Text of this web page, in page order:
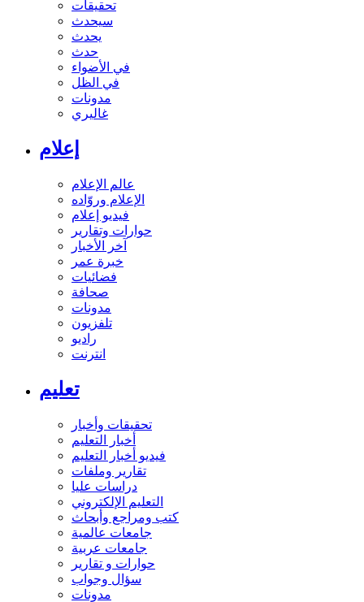
تحقيقات
سيحدث
يحدث
حدث
في الأضواء
في الظل
مدونات
غاليري
إعلام
عالم الإعلام
الإعلام وروّاده
فيديو إعلام
حوارات وتقارير
آخر الأخبار
خبرة عمر
فضائيات
صحافة
مدونات
تلفزيون
راديو
انترنت
تعليم
تحقيقات وأخبار
أخبار التعليم
فيديو أخبار التعليم
تقارير وملفات
دراسات عليا
التعليم الإلكتروني
كتب ومراجع وأبحاث
جامعات عالمية
جامعات عربية
حوارات و تقارير
سؤال وجواب
مدونات